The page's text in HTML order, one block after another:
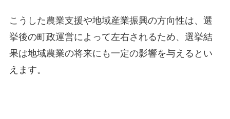
こうした農業支援や地域産業振興の方向性は、選
挙後の町政運営によって左右されるため、選挙結
果は地域農業の将来にも一定の影響を与えるとい
えます。